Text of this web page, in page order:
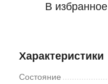
В избранное
Характеристики
Состояние